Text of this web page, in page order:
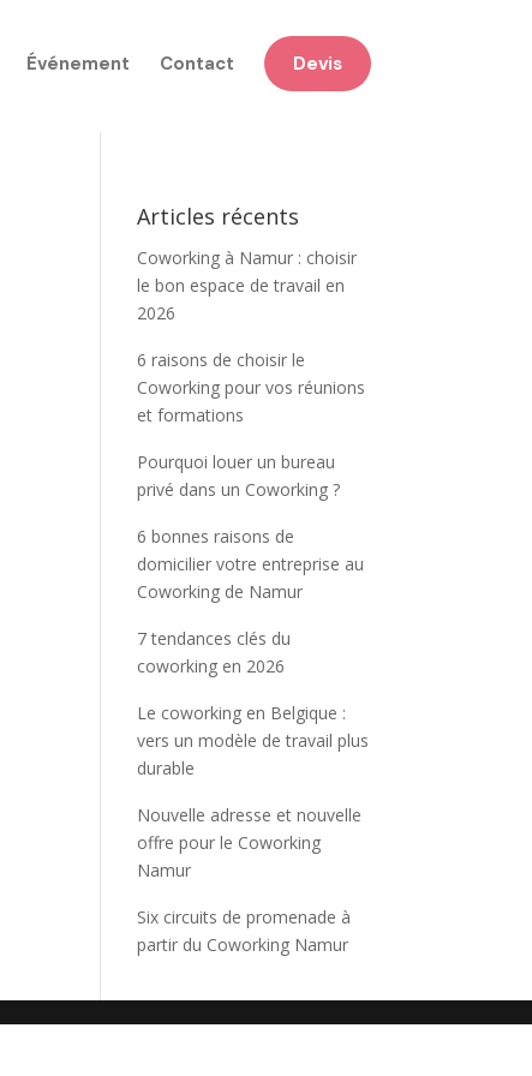
Événement Contact Devis
Articles récents
Coworking à Namur : choisir
le bon espace de travail en
2026
6 raisons de choisir le
Coworking pour vos réunions
et formations
Pourquoi louer un bureau
privé dans un Coworking ?
6 bonnes raisons de
domicilier votre entreprise au
Coworking de Namur
7 tendances clés du
coworking en 2026
Le coworking en Belgique :
vers un modèle de travail plus
durable
Nouvelle adresse et nouvelle
offre pour le Coworking
Namur
Six circuits de promenade à
partir du Coworking Namur